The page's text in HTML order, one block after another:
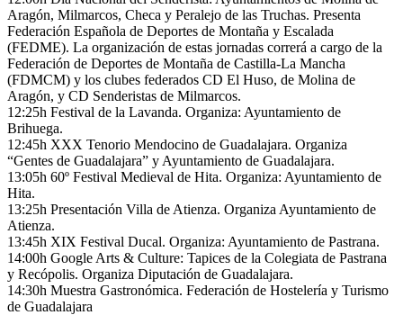
Aragón, Milmarcos, Checa y Peralejo de las Truchas. Presenta
Federación Española de Deportes de Montaña y Escalada
(FEDME). La organización de estas jornadas correrá a cargo de la
Federación de Deportes de Montaña de Castilla-La Mancha
(FDMCM) y los clubes federados CD El Huso, de Molina de
Aragón, y CD Senderistas de Milmarcos.
12:25h Festival de la Lavanda. Organiza: Ayuntamiento de
Brihuega.
12:45h XXX Tenorio Mendocino de Guadalajara. Organiza
“Gentes de Guadalajara” y Ayuntamiento de Guadalajara.
13:05h 60º Festival Medieval de Hita. Organiza: Ayuntamiento de
Hita.
13:25h Presentación Villa de Atienza. Organiza Ayuntamiento de
Atienza.
13:45h XIX Festival Ducal. Organiza: Ayuntamiento de Pastrana.
14:00h Google Arts & Culture: Tapices de la Colegiata de Pastrana
y Recópolis. Organiza Diputación de Guadalajara.
14:30h Muestra Gastronómica. Federación de Hostelería y Turismo
de Guadalajara